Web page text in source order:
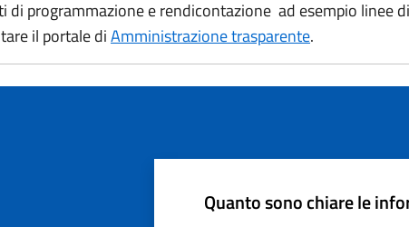
di programmazione e rendicontazione ad esempio linee
il portale diAmministrazione trasparente.
Quanto sono chiare le